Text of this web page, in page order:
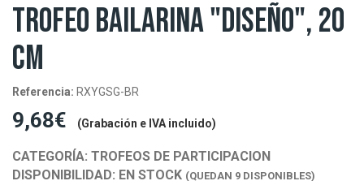
TROFEO BAILARINA "DISEÑO", 20
CM
Referencia: RXYGSG-BR
9,68€ (Grabación e IVA incluido)
CATEGORÍA: TROFEOS DE PARTICIPACION
DISPONIBILIDAD: EN STOCK (QUEDAN 9 DISPONIBLES)